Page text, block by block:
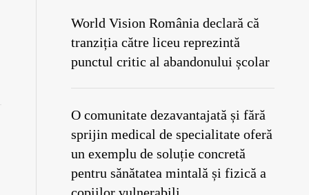
World Vision România declară că
tranziția către liceu reprezintă
punctul critic al abandonului școlar
O comunitate dezavantajată și fără
sprijin medical de specialitate oferă
un exemplu de soluție concretă
pentru sănătatea mintală și fizică a